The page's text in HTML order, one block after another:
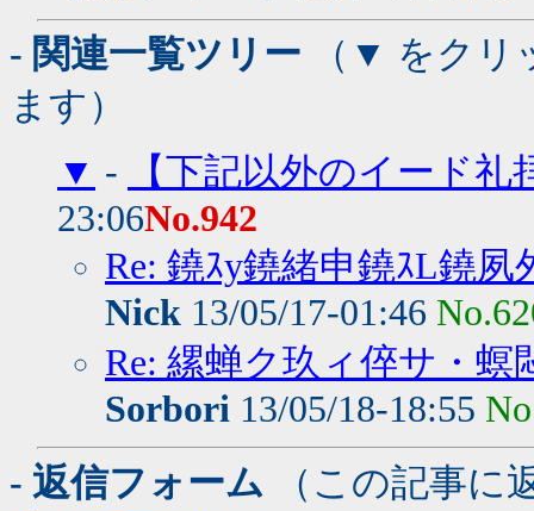
- 関連一覧ツリー （▼ をクリ
ます）
▼ -
【下記以外のイード礼
23:06No.942
Re: 鐃ｽy鐃緒申鐃ｽL鐃
Nick 13/05/17-01:46
Re: 縲蝉ク玖ィ倅サ・
Sorbori 13/05/18-18:55
- 返信フォーム （この記事に